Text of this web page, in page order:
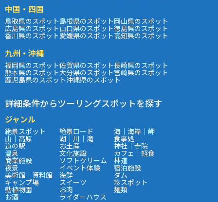
中国・四国
鳥取県のスポット島根県のスポット岡山県のスポット
広島県のスポット山口県のスポット徳島県のスポット
香川県のスポット愛媛県のスポット高知県のスポット
九州・沖縄
福岡県のスポット佐賀県のスポット長崎県のスポット
熊本県のスポット大分県のスポット宮崎県のスポット
鹿児島県のスポット沖縄県のスポット
詳細条件からツーリングスポットを探す
ジャンル
絶景スポット 絶景ロード 海｜海岸｜岬
山｜高原 湖｜川｜滝 食事処
道の駅 お土産 神社｜寺院
温泉 文化施設 カフェ｜軽食
商業施設 ソフトクリーム 林道
夜景 イベント体験 宿泊施設
美術館｜資料館 海鮮 ダム
キャンプ場 スイーツ 珍スポット
動植物園 お肉 麺類
お酒 ライダーハウス